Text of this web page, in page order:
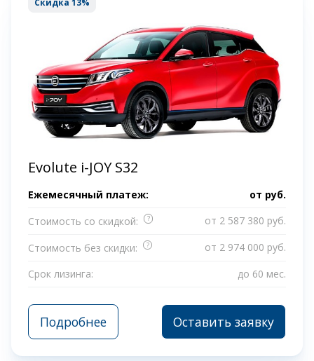
Evolute i-JOY S32
Ежемесячный платеж: от руб.
Стоимость со скидкой:
? от 2 587 380 руб.
Стоимость без скидки: ?
от 2 974 000 руб.
Срок лизинга:
до 60 мес.
Подробнее Оставить заявку